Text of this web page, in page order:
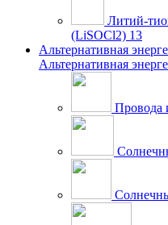
Литий-
(LiSOCl2) 13
Альтернативная
Альтернативная
Провода